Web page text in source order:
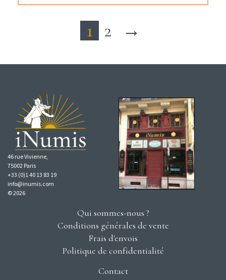
1 2 →
46 rue Vivienne,
75002 Paris
+33 (0)1 40 13 83 19
info@inumis.com
© 2026
Qui sommes-nous ?
Conditions générales de vente
Frais d'envois
Politique de confidentialité
Contact